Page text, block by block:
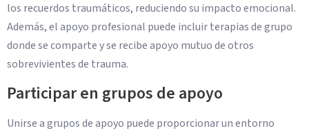
los recuerdos traumáticos, reduciendo su impacto emocional.
Además, el apoyo profesional puede incluir terapias de grupo
donde se comparte y se recibe apoyo mutuo de otros
sobrevivientes de trauma.
Participar en grupos de apoyo
Unirse a grupos de apoyo puede proporcionar un entorno